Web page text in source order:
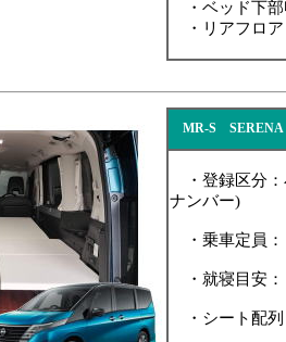
・ベッド下部
・リアフロア
MR-S SERENA
・登録区分：
ナンバー)
・乗車定員：
・就寝目安：
・シート配列